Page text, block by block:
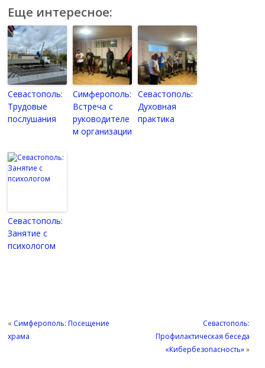
Еще интересное:
Севастополь:
Трудовые
послушания
Симферополь:
Встреча с
руководителе
м организации
Севастополь:
Духовная
практика
Севастополь:
Занятие с
психологом
« Симферополь: Посещение
храма
Севастополь:
Профилактическая беседа
«Кибербезопасность»»